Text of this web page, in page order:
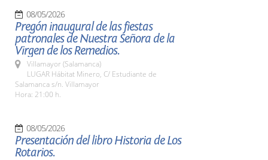
08/05/2026
Pregón inaugural de las fiestas
patronales de Nuestra Señora de la
Virgen de los Remedios.
Villamayor (Salamanca)
LUGAR Hábitat Minero, C/ Estudiante de
Salamanca s/n. Villamayor
Hora: 21:00 h.
08/05/2026
Presentación del libro Historia de Los
Rotarios.